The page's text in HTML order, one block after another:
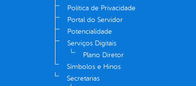
Política de Privacidade
Portal do Servidor
Potencialidade
Serviços Digitais
Plano Diretor
Símbolos e Hinos
Secretarias